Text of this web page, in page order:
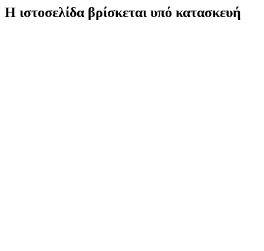
Η ιστοσελίδα βρίσκεται υπό κατασκευή